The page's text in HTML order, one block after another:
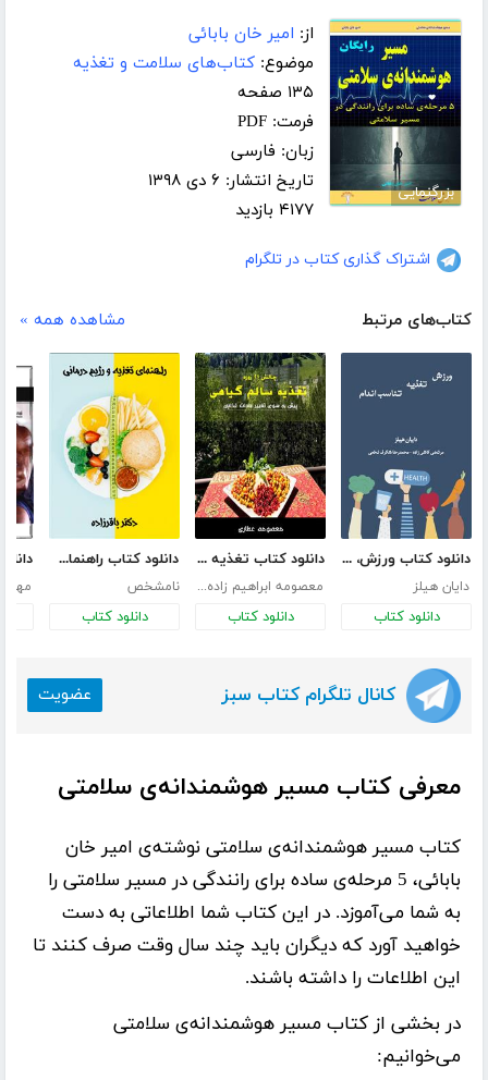
بزرگنمایی
از: امیر خان بابائی
موضوع: کتاب‌های سلامت و تغذیه
۱۳۵ صفحه
فرمت: PDF
زبان: فارسی
تاریخ انتشار: ۶ دی ۱۳۹۸
۴۱۷۷ بازدید
اشتراک گذاری کتاب در تلگرام
کتاب‌های مرتبط مشاهده همه »
دانلود کتاب ورزش، تغذیه، تناسب اندام
دایان هیلز
دانلود کتاب
دانلود کتاب تغذیه سالم گیاهی در 21 روز
معصومه ابراهیم زاده عطاری
دانلود کتاب
دانلود کتاب راهنمای تغذیه و رژیم درمانی
نامشخص
دانلود کتاب
کانال تلگرام کتاب سبز عضویت
معرفی کتاب مسیر هوشمندانه‌ی سلامتی
کتاب مسیر هوشمندانه‌ی سلامتی نوشته‌ی امیر خان
بابائی
، 5 مرحله‌ی ساده برای رانندگی در مسیر سلامتی را
به شما می‌آموزد. در این کتاب شما اطلاعاتی به دست
خواهید آورد که دیگران باید چند سال وقت صرف کنند تا
این اطلاعات را داشته باشند.
در بخشی از کتاب مسیر هوشمندانه‌ی سلامتی
می‌خوانیم: